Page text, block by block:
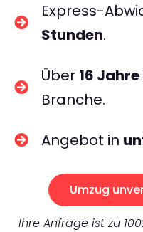
Express-
Stunden.
Über 16
Branche.
Angebot in
Umzug
Ihre Anfrage ist zu